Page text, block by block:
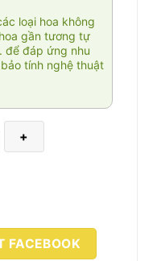
loại hoa không
gần tương tự
để đáp ứng nhu
tính nghệ thuật
FACEBOOK